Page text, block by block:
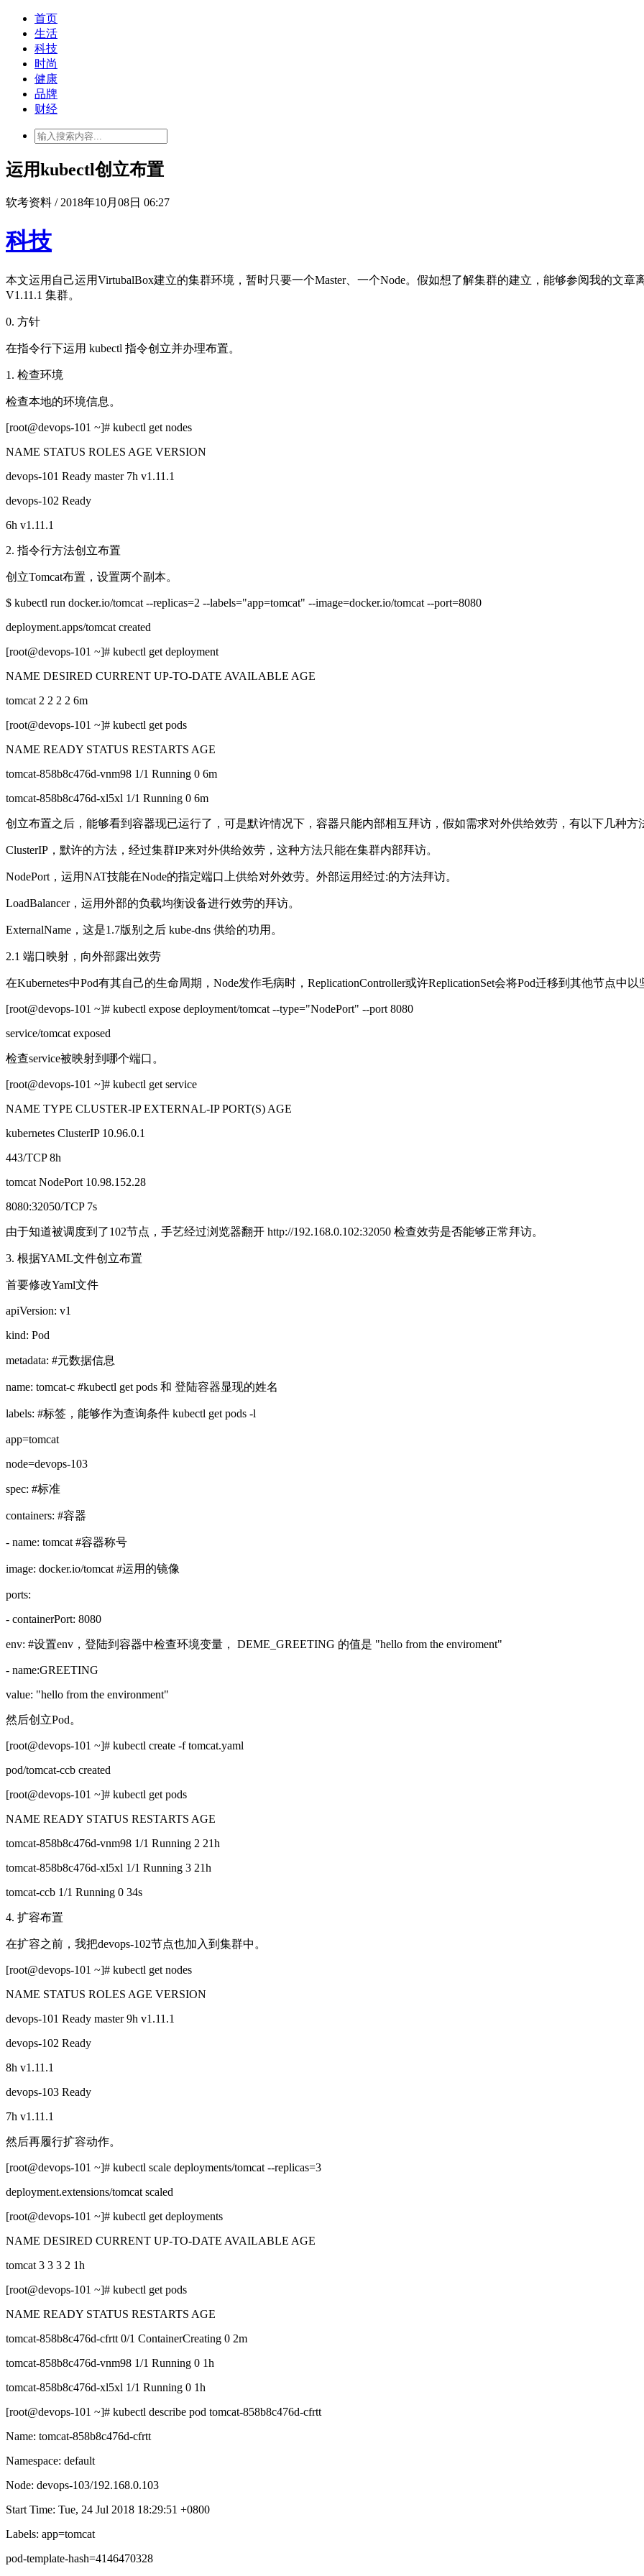
首页
生活
科技
时尚
健康
品牌
财经
运用kubectl创立布置
软考资料 / 2018年10月08日 06:27
科技
本文运用自己运用VirtubalBox建立的集群环境，暂时只要一个Master、一个Node。假如想了解集群的建立，能够参阅我的文章
V1.11.1 集群。
0. 方针
在指令行下运用 kubectl 指令创立并办理布置。
1. 检查环境
检查本地的环境信息。
[root@devops-101 ~]# kubectl get nodes
NAME STATUS ROLES AGE VERSION
devops-101 Ready master 7h v1.11.1
devops-102 Ready
6h v1.11.1
2. 指令行方法创立布置
创立Tomcat布置，设置两个副本。
$ kubectl run docker.io/tomcat --replicas=2 --labels="app=tomcat" --image=docker.io/tomcat --port=8080
deployment.apps/tomcat created
[root@devops-101 ~]# kubectl get deployment
NAME DESIRED CURRENT UP-TO-DATE AVAILABLE AGE
tomcat 2 2 2 2 6m
[root@devops-101 ~]# kubectl get pods
NAME READY STATUS RESTARTS AGE
tomcat-858b8c476d-vnm98 1/1 Running 0 6m
tomcat-858b8c476d-xl5xl 1/1 Running 0 6m
创立布置之后，能够看到容器现已运行了，可是默许情况下，容器只能内部相互拜访，假如需求对外供给效劳，有以下几种方
ClusterIP，默许的方法，经过集群IP来对外供给效劳，这种方法只能在集群内部拜访。
NodePort，运用NAT技能在Node的指定端口上供给对外效劳。外部运用经过:的方法拜访。
LoadBalancer，运用外部的负载均衡设备进行效劳的拜访。
ExternalName，这是1.7版别之后 kube-dns 供给的功用。
2.1 端口映射，向外部露出效劳
在Kubernetes中Pod有其自己的生命周期，Node发作毛病时，ReplicationController或许ReplicationSet会将Pod迁移到其他节点中
[root@devops-101 ~]# kubectl expose deployment/tomcat --type="NodePort" --port 8080
service/tomcat exposed
检查service被映射到哪个端口。
[root@devops-101 ~]# kubectl get service
NAME TYPE CLUSTER-IP EXTERNAL-IP PORT(S) AGE
kubernetes ClusterIP 10.96.0.1
443/TCP 8h
tomcat NodePort 10.98.152.28
8080:32050/TCP 7s
由于知道被调度到了102节点，手艺经过浏览器翻开 http://192.168.0.102:32050 检查效劳是否能够正常拜访。
3. 根据YAML文件创立布置
首要修改Yaml文件
apiVersion: v1
kind: Pod
metadata: #元数据信息
name: tomcat-c #kubectl get pods 和 登陆容器显现的姓名
labels: #标签，能够作为查询条件 kubectl get pods -l
app=tomcat
node=devops-103
spec: #标准
containers: #容器
- name: tomcat #容器称号
image: docker.io/tomcat #运用的镜像
ports:
- containerPort: 8080
env: #设置env，登陆到容器中检查环境变量， DEME_GREETING 的值是 "hello from the enviroment"
- name:GREETING
value: "hello from the environment"
然后创立Pod。
[root@devops-101 ~]# kubectl create -f tomcat.yaml
pod/tomcat-ccb created
[root@devops-101 ~]# kubectl get pods
NAME READY STATUS RESTARTS AGE
tomcat-858b8c476d-vnm98 1/1 Running 2 21h
tomcat-858b8c476d-xl5xl 1/1 Running 3 21h
tomcat-ccb 1/1 Running 0 34s
4. 扩容布置
在扩容之前，我把devops-102节点也加入到集群中。
[root@devops-101 ~]# kubectl get nodes
NAME STATUS ROLES AGE VERSION
devops-101 Ready master 9h v1.11.1
devops-102 Ready
8h v1.11.1
devops-103 Ready
7h v1.11.1
然后再履行扩容动作。
[root@devops-101 ~]# kubectl scale deployments/tomcat --replicas=3
deployment.extensions/tomcat scaled
[root@devops-101 ~]# kubectl get deployments
NAME DESIRED CURRENT UP-TO-DATE AVAILABLE AGE
tomcat 3 3 3 2 1h
[root@devops-101 ~]# kubectl get pods
NAME READY STATUS RESTARTS AGE
tomcat-858b8c476d-cfrtt 0/1 ContainerCreating 0 2m
tomcat-858b8c476d-vnm98 1/1 Running 0 1h
tomcat-858b8c476d-xl5xl 1/1 Running 0 1h
[root@devops-101 ~]# kubectl describe pod tomcat-858b8c476d-cfrtt
Name: tomcat-858b8c476d-cfrtt
Namespace: default
Node: devops-103/192.168.0.103
Start Time: Tue, 24 Jul 2018 18:29:51 +0800
Labels: app=tomcat
pod-template-hash=4146470328